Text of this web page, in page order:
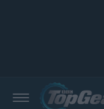
Νέα